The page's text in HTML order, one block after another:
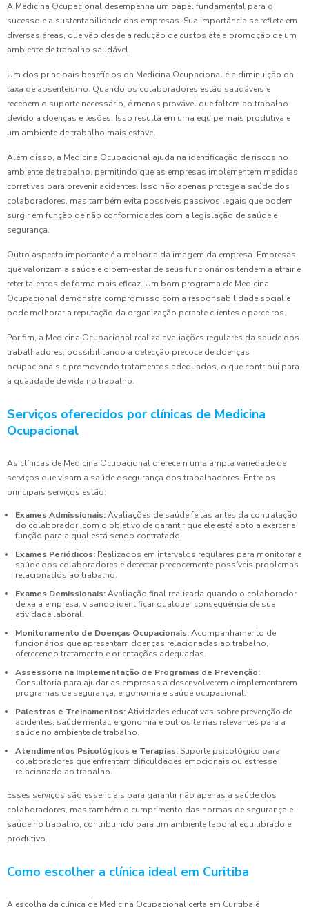
A Medicina Ocupacional desempenha um papel fundamental para o
sucesso e a sustentabilidade das empresas. Sua importância se reflete em
diversas áreas, que vão desde a redução de custos até a promoção de um
ambiente de trabalho saudável.
Um dos principais benefícios da Medicina Ocupacional é a diminuição da
taxa de absenteísmo. Quando os colaboradores estão saudáveis e
recebem o suporte necessário, é menos provável que faltem ao trabalho
devido a doenças e lesões. Isso resulta em uma equipe mais produtiva e
um ambiente de trabalho mais estável.
Além disso, a Medicina Ocupacional ajuda na identificação de riscos no
ambiente de trabalho, permitindo que as empresas implementem medidas
corretivas para prevenir acidentes. Isso não apenas protege a saúde dos
colaboradores, mas também evita possíveis passivos legais que podem
surgir em função de não conformidades com a legislação de saúde e
segurança.
Outro aspecto importante é a melhoria da imagem da empresa. Empresas
que valorizam a saúde e o bem-estar de seus funcionários tendem a atrair e
reter talentos de forma mais eficaz. Um bom programa de Medicina
Ocupacional demonstra compromisso com a responsabilidade social e
pode melhorar a reputação da organização perante clientes e parceiros.
Por fim, a Medicina Ocupacional realiza avaliações regulares da saúde dos
trabalhadores, possibilitando a detecção precoce de doenças
ocupacionais e promovendo tratamentos adequados, o que contribui para
a qualidade de vida no trabalho.
Serviços oferecidos por clínicas de Medicina
Ocupacional
As clínicas de Medicina Ocupacional oferecem uma ampla variedade de
serviços que visam a saúde e segurança dos trabalhadores. Entre os
principais serviços estão:
Exames Admissionais:Avaliações de saúde feitas antes da contratação
do colaborador, com o objetivo de garantir que ele está apto a exercer a
função para a qual está sendo contratado.
Exames Periódicos: Realizados em intervalos regulares para monitorar a
saúde dos colaboradores e detectar precocemente possíveis problemas
relacionados ao trabalho.
Exames Demissionais:Avaliação final realizada quando o colaborador
deixa a empresa, visando identificar qualquer consequência de sua
atividade laboral.
Monitoramento de Doenças Ocupacionais:Acompanhamento de
funcionários que apresentam doenças relacionadas ao trabalho,
oferecendo tratamento e orientações adequadas.
Assessoria na Implementação de Programas de Prevenção:
Consultoria para ajudar as empresas a desenvolverem e implementarem
programas de segurança, ergonomia e saúde ocupacional.
Palestras e Treinamentos:Atividades educativas sobre prevenção de
acidentes, saúde mental, ergonomia e outros temas relevantes para a
saúde no ambiente de trabalho.
Atendimentos Psicológicos e Terapias: Suporte psicológico para
colaboradores que enfrentam dificuldades emocionais ou estresse
relacionado ao trabalho.
Esses serviços são essenciais para garantir não apenas a saúde dos
colaboradores, mas também o cumprimento das normas de segurança e
saúde no trabalho, contribuindo para um ambiente laboral equilibrado e
produtivo.
Como escolher a clínica ideal em Curitiba
A escolha da clínica de Medicina Ocupacional certa em Curitiba é